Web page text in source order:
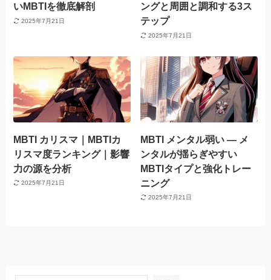
いMBTIを徹底解剖
2025年7月21日
ングと周囲と調和する3ス
テップ
2025年7月21日
MBTI カリスマ｜MBTIカ
リスマ度ランキング｜影響
力の源を分析
2025年7月21日
MBTI メンタル弱い — メ
ンタルが揺らぎやすい
MBTIタイプと強化トレー
ニング
2025年7月21日